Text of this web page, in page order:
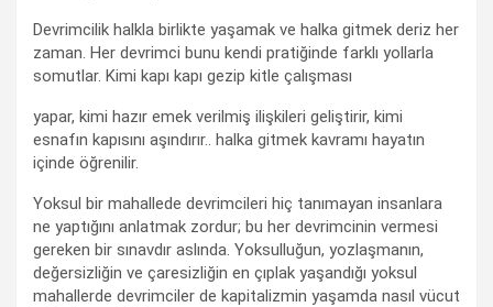
Devrimcilik halkla birlikte yaşamak ve halka gitmek deriz her
zaman. Her devrimci bunu kendi pratiğinde farklı yollarla
somutlar. Kimi kapı kapı gezip kitle çalışması
yapar, kimi hazır emek verilmiş ilişkileri geliştirir, kimi
esnafın kapısını aşındırır.. halka gitmek kavramı hayatın
içinde öğrenilir.
Yoksul bir mahallede devrimcileri hiç tanımayan insanlara
ne yaptığını anlatmak zordur; bu her devrimcinin vermesi
gereken bir sınavdır aslında. Yoksulluğun, yozlaşmanın,
değersizliğin ve çaresizliğin en çıplak yaşandığı yoksul
mahallerde devrimciler de kapitalizmin yaşamda nasıl vücut